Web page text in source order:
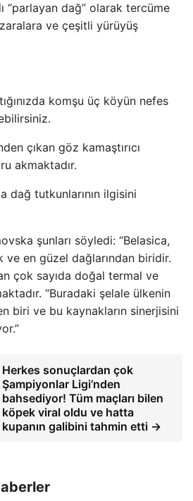
“parlayan dağ” olarak tercüme
ve çeşitli yürüyüş
komşu üç köyün nefes
çıkan göz kamaştırıcı
akmaktadır.
dağ tutkunlarının ilgisini
şunları söyledi: “Belasica,
ve en güzel dağlarından biridir.
çok sayıda doğal termal ve
“Buradaki şelale ülkenin
biri ve bu kaynakların sinerjisini
Herkes sonuçlardan çok
Şampiyonlar Ligi’nden
bahsediyor! Tüm maçları bilen
köpek viral oldu ve hatta
kupanın galibini tahmin etti →